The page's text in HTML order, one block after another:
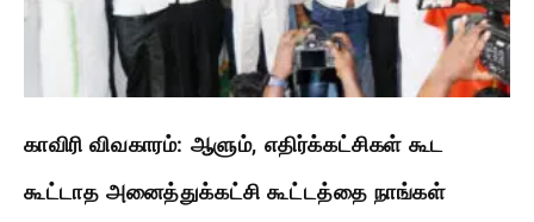
காவிரி விவகாரம்: ஆளும், எதிர்க்கட்சிகள் கூட
கூட்டாத அனைத்துக்கட்சி கூட்டத்தை நாங்கள்